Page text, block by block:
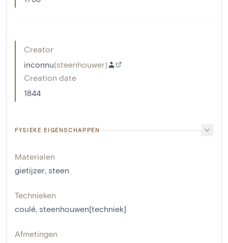
Creator
inconnu(steenhouwer)
Creation date
1844
FYSIEKE EIGENSCHAPPEN
Materialen
gietijzer, steen
Technieken
coulé, steenhouwen[techniek]
Afmetingen